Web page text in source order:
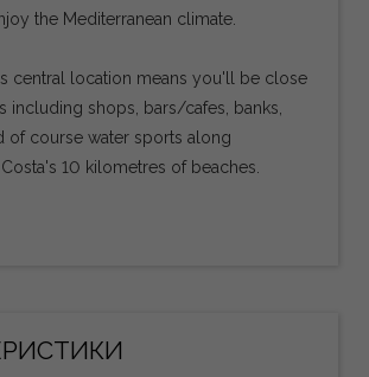
the Mediterranean climate.
central location means you'll be close
including shops, bars/cafes, banks,
of course water sports along
10 kilometres of beaches.